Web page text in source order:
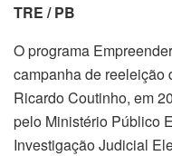
TRE / PB
O programa
campanha de reeleição
Ricardo Coutinho, em
pelo Ministério Público
Investigação Judicial